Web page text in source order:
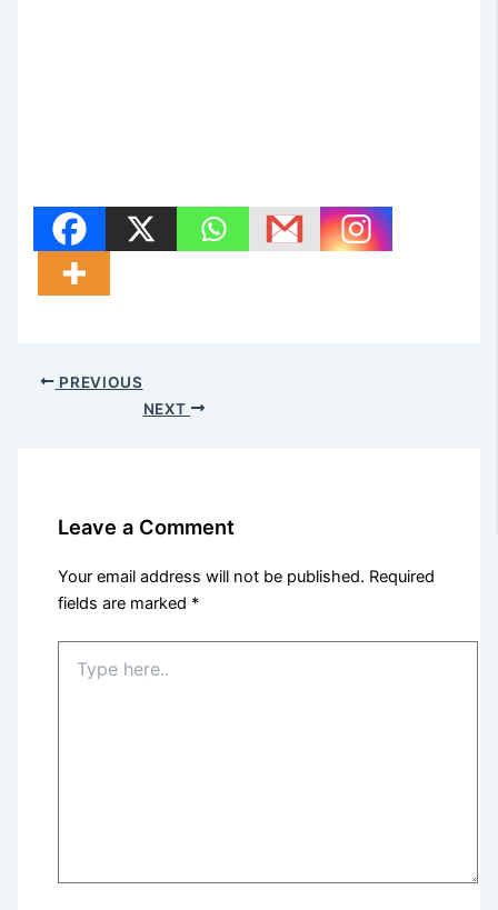
PREVIOUS
NEXT
Leave a Comment
Your email address will not be published. Required
fields are marked *
here..